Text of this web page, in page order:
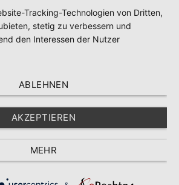
Tracking-Technologien von Dritten,
stetig zu verbessern und
den Interessen der Nutzer
ABLEHNEN
AKZEPTIEREN
MEHR